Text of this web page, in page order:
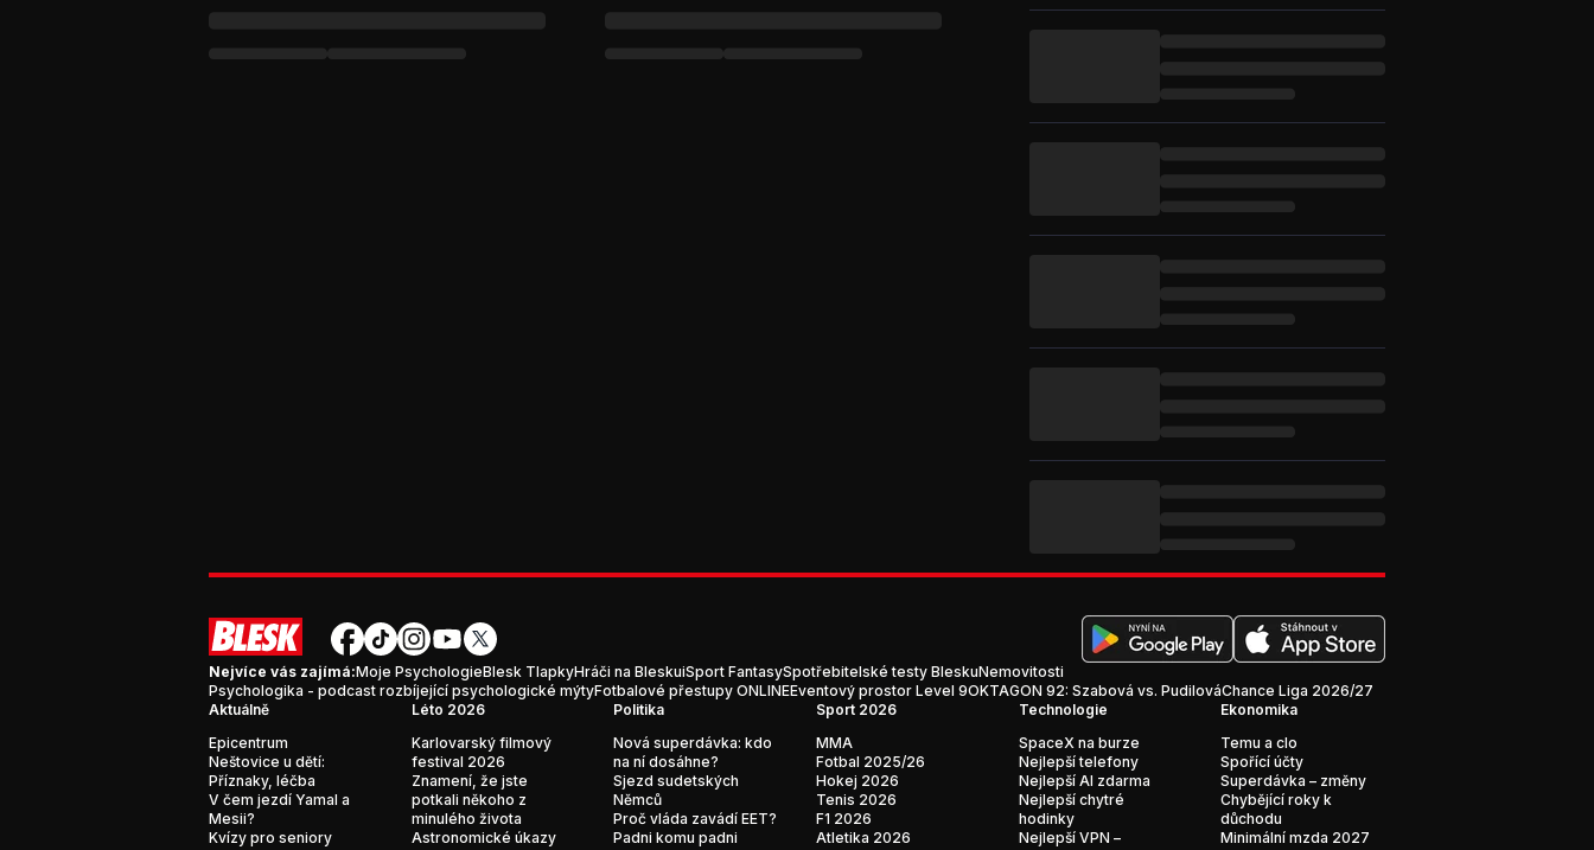
Nejvíce vás zajímá:Moje PsychologieBlesk TlapkyHráči na BleskuiSport FantasySpotřebitelské testy BleskuNemovitosti
Psychologika - podcast rozbíjející psychologické mýtyFotbalové přestupy ONLINEEventový prostor Level 9OKTAGON 92: Szabová vs. PudilováChance Liga 2026/27
Aktuálně
Epicentrum
Neštovice u dětí:
Příznaky, léčba
V čem jezdí Yamal a
Mesii?
Kvízy pro seniory
Léto 2026
Karlovarský filmový
festival 2026
Znamení, že jste
potkali někoho z
minulého života
Astronomické úkazy
Politika
Nová superdávka: kdo
na ní dosáhne?
Sjezd sudetských
Němců
Proč vláda zavádí EET?
Padni komu padni
Sport 2026
MMA
Fotbal 2025/26
Hokej 2026
Tenis 2026
F1 2026
Atletika 2026
Technologie
SpaceX na burze
Nejlepší telefony
Nejlepší AI zdarma
Nejlepší chytré
hodinky
Nejlepší VPN –
Ekonomika
Temu a clo
Spořící účty
Superdávka – změny
Chybějící roky k
důchodu
Minimální mzda 2027